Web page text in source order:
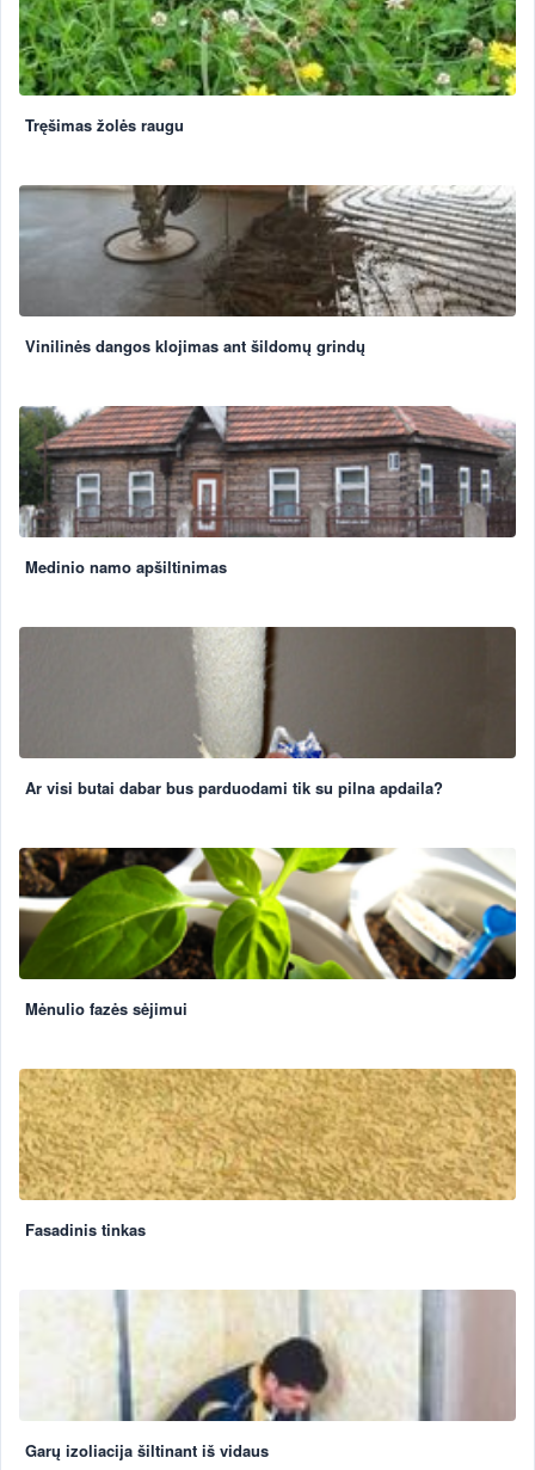
Tręšimas žolės raugu
Vinilinės dangos klojimas ant šildomų grindų
Medinio namo apšiltinimas
Ar visi butai dabar bus parduodami tik su pilna apdaila?
Mėnulio fazės sėjimui
Fasadinis tinkas
Garų izoliacija šiltinant iš vidaus